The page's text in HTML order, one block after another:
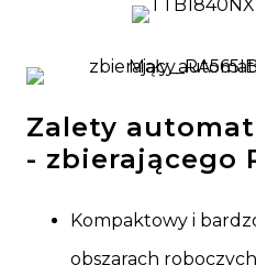
Zalety
- zbierającego
Kompaktowy i
obszarach roboczych